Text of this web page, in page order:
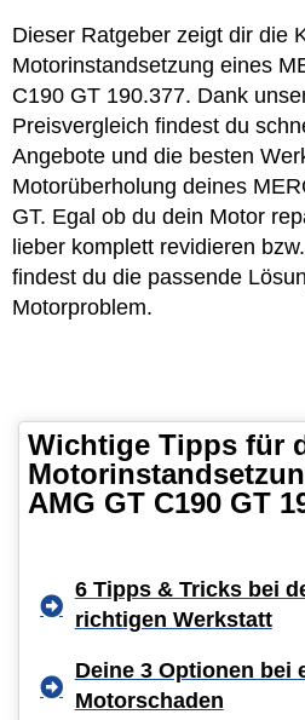
Dieser Ratgeber zeigt dir die
Motorinstandsetzung eines
C190 GT 190.377. Dank
Preisvergleich findest du
Angebote und die besten
Motorüberholung deines
GT. Egal ob du dein Motor
lieber komplett revidieren
findest du die passende
Motorproblem.
Wichtige Tipps für
AMG GT C190 GT
6 Tipps & Tricks bei
richtigen Werkstatt
Deine 3 Optionen bei
Motorschaden